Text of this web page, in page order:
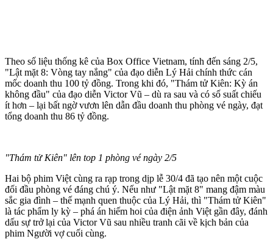
Theo số liệu thống kê của Box Office Vietnam, tính đến sáng 2/5,
"Lật mặt 8: Vòng tay nắng" của đạo diễn Lý Hải chính thức cán
mốc doanh thu 100 tỷ đồng. Trong khi đó, "Thám tử Kiên: Kỳ án
không đầu" của đạo diễn Victor Vũ – dù ra sau và có số suất chiếu
ít hơn – lại bất ngờ vươn lên dẫn đầu doanh thu phòng vé ngày, đạt
tổng doanh thu 86 tỷ đồng.
"Thám tử Kiên" lên top 1 phòng vé ngày 2/5
Hai bộ phim Việt cùng ra rạp trong dịp lễ 30/4 đã tạo nên một cuộc
đối đầu phòng vé đáng chú ý. Nếu như "Lật mặt 8" mang đậm màu
sắc gia đình – thế mạnh quen thuộc của Lý Hải, thì "Thám tử Kiên"
là tác phẩm ly kỳ – phá án hiếm hoi của điện ảnh Việt gần đây, đánh
dấu sự trở lại của Victor Vũ sau nhiều tranh cãi về kịch bản của
phim Người vợ cuối cùng.